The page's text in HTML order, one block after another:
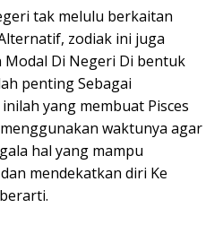
tak melulu berkaitan
zodiak ini juga
Di Negeri Di bentuk
penting Sebagai
yang membuat Pisces
waktunya agar
hal yang mampu
mendekatkan diri Ke